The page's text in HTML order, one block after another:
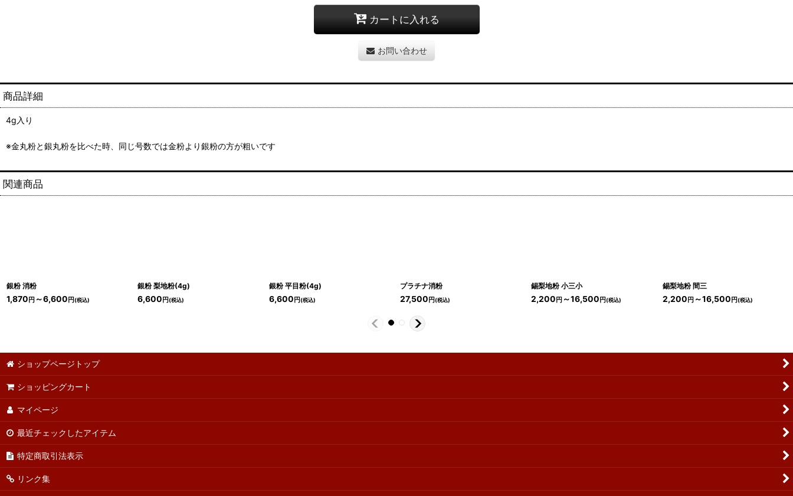
カートに入れる
お問い合わせ
商品詳細
4g入り
※金丸粉と銀丸粉を比べた時、同じ号数では金粉より銀粉の方が粗いです
関連商品
銀粉 消粉
1,870 円 ～6,600 円(税込)
銀粉 梨地粉(4g)
6,600 円(税込)
銀粉 平目粉(4g)
6,600 円(税込)
プラチナ消粉
27,500 円(税込)
錫梨地粉 小三小
2,200 円 ～16,500 円(税込)
錫梨地粉 間三
2,200 円～16,500 円(税込)
ショップページトップ
ショッピングカート
マイページ
最近チェックしたアイテム
特定商取引法表示
リンク集